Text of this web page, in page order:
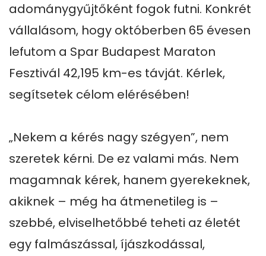
adománygyűjtőként fogok futni. Konkrét
vállalásom, hogy októberben 65 évesen
lefutom a Spar Budapest Maraton
Fesztivál 42,195 km-es távját. Kérlek,
segítsetek célom elérésében!
„Nekem a kérés nagy szégyen”, nem
szeretek kérni. De ez valami más. Nem
magamnak kérek, hanem gyerekeknek,
akiknek – még ha átmenetileg is –
szebbé, elviselhetőbbé teheti az életét
egy falmászással, íjászkodással,